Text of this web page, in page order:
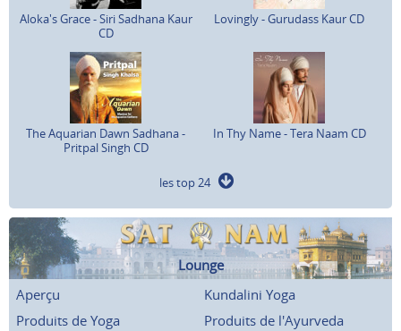
Aloka's Grace - Siri Sadhana Kaur
CD
Lovingly - Gurudass Kaur CD
The Aquarian Dawn Sadhana -
Pritpal Singh CD
In Thy Name - Tera Naam CD
les top 24
Lounge
Aperçu
Kundalini Yoga
Produits de Yoga
Produits de l'Ayurveda